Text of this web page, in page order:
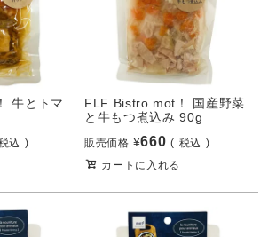
牛とトマ
込
FLF Bistro mot！ 国産野菜
と牛もつ煮込み 90g
販売価格 ¥660
税込
カートに入れる